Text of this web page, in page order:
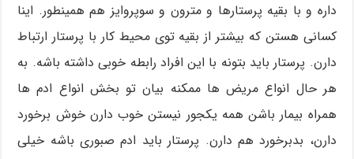
داره و با بقیه پرستارها و مترون و سوپروایز هم همینطور. اینا
کسانی هستن که بیشتر از بقیه توی محیط کار با پرستار ارتباط
دارن. پرستار باید بتونه با این افراد رابطه خوبی داشته باشه. به
هر حال انواع مریض ها ممکنه بیان تو بخش انواع ادم ها
همراه بیمار باشن همه یکجور نیستن خوب دارن خوش برخورد
دارن، بدبرخورد هم دارن. پرستار باید ادم صبوری باشه خیلی